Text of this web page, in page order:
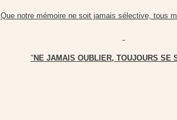
Que notre mémoire ne soit jamais sélective, tous
" NE JAMAIS OUBLIER, TOUJOURS SE